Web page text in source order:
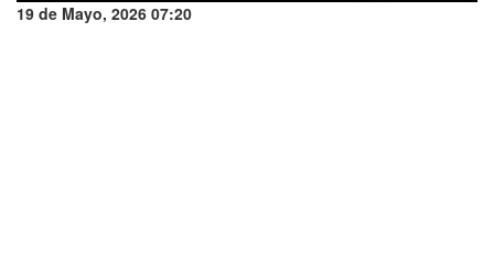
19 de Mayo, 2026 07:20